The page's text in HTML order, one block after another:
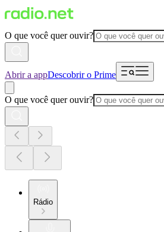
O que você quer ouvir?
Abrir a appDescobrir o Prime
O que você quer ouvir?
Rádio